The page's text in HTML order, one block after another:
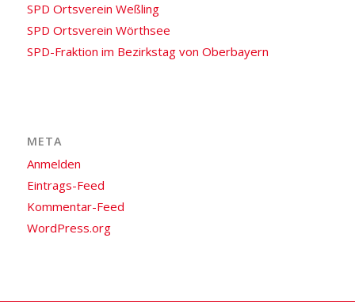
SPD Ortsverein Weßling
SPD Ortsverein Wörthsee
SPD-Fraktion im Bezirkstag von Oberbayern
META
Anmelden
Eintrags-Feed
Kommentar-Feed
WordPress.org